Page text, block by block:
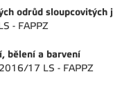
odrůd sloupcovitých
- FAPPZ
bělení a barvení
17 LS - FAPPZ